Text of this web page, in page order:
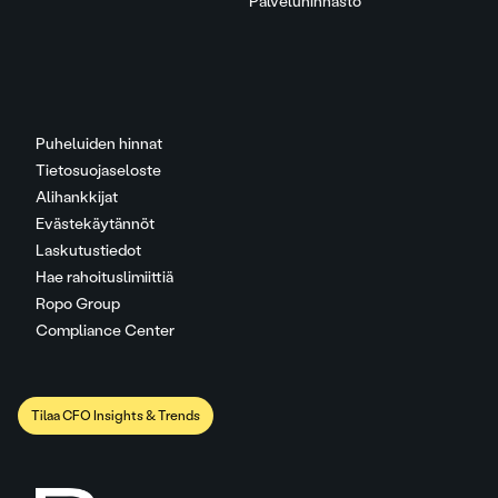
Puheluiden hinnat
Tietosuojaseloste
Alihankkijat
Evästekäytännöt
Laskutustiedot
Hae rahoituslimiittiä
Ropo Group
Compliance Center
Tilaa CFO Insights & Trends